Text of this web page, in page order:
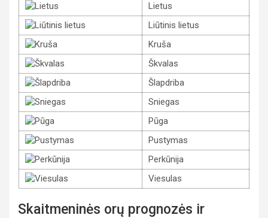
Lietus
Liūtinis lietus
Kruša
Škvalas
Šlapdriba
Sniegas
Pūga
Pustymas
Perkūnija
Viesulas
Skaitmeninės orų prognozės ir